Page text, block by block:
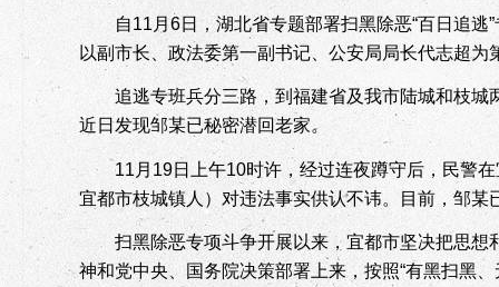
自11月6日，湖北省专题部署扫黑除恶“百日追
以副市长、政法委第一副书记、公安局局长代志超
追逃专班兵分三路，到福建省及我市陆城和枝城
近日发现邹某已秘密潜回老家。
11 月 19日上午10时许，经过连夜蹲守后，民警
宜都市枝城镇人）对违法事实供认不讳。目前，邹某
扫黑除恶专项斗争开展以来，宜都市坚决把思
神和党中央、国务院决策部署上来，按照“有黑扫黑